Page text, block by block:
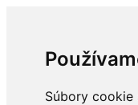
Súbory